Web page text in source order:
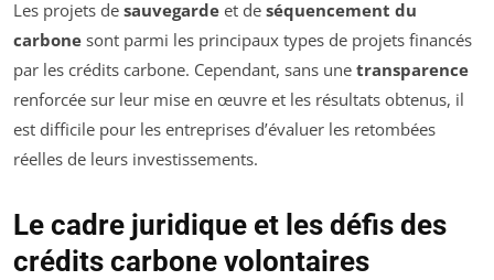
Les projets de sauvegarde et de séquencement du
carbone sont parmi les principaux types de projets financés
par les crédits carbone. Cependant, sans une transparence
renforcée sur leur mise en œuvre et les résultats obtenus, il
est difficile pour les entreprises d’évaluer les retombées
réelles de leurs investissements.
Le cadre juridique et les défis des
crédits carbone volontaires